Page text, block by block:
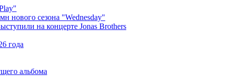
нового сезона "Wednesday"
на концерте Jonas Brothers
года
альбома